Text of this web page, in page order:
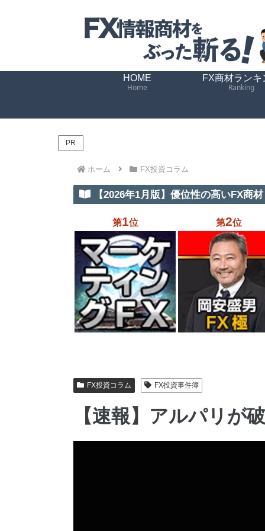
HOME
Home
FX商材ランキ
Ranking
PR
ホーム FX投資コラム
【2026年1月版】優位性の高いFX商
第1位 第2位
FX投資コラム FX投資事件簿
【速報】アルパリが